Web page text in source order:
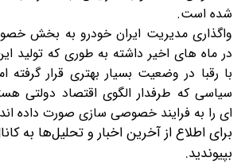
شده است.
واگذاری مدیریت ایران خودرو به بخش
در ماه های اخیر داشته به طوری که تولید
با رقبا در وضعیت بسیار بهتری قرار
سیاسی که طرفدار الگوی اقتصاد دولتی
ای را به فرایند خصوصی سازی صورت داده
برای اطلاع از آخرین اخبار و تحلیل‌ها به
بپیوندید.